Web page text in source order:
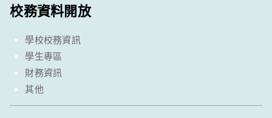
校務資料開放
學校校務資訊
學生專區
財務資訊
其他